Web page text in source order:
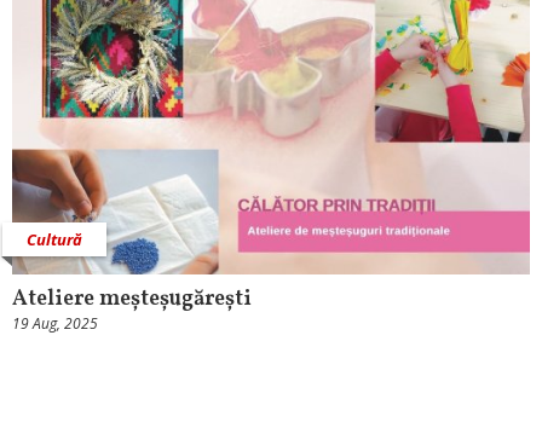
Cultură
Ateliere meșteșugărești
19 Aug, 2025